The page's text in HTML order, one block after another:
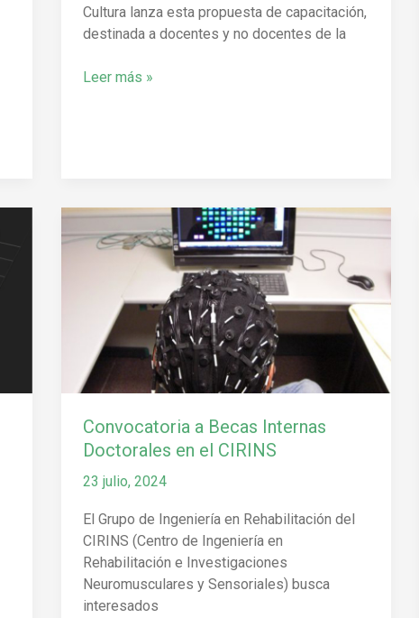
Cultura lanza esta propuesta de capacitación,
destinada a docentes y no docentes de la
Leer más »
Convocatoria a Becas Internas
Doctorales en el CIRINS
23 julio, 2024
El Grupo de Ingeniería en Rehabilitación del
CIRINS (Centro de Ingeniería en
Rehabilitación e Investigaciones
Neuromusculares y Sensoriales) busca
interesados
Convocatoria
a
Doctorales
CIRINS